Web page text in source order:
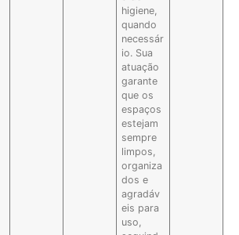
higiene,
quando
necessár
io. Sua
atuação
garante
que os
espaços
estejam
sempre
limpos,
organiza
dos e
agradáv
eis para
uso,